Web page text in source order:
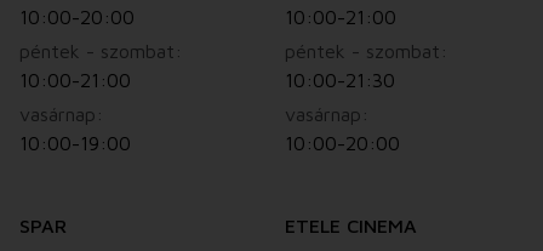
10:00-20:00
péntek - szombat:
10:00-21:00
vasárnap:
10:00-19:00
10:00-21:00
péntek - szombat:
10:00-21:30
vasárnap:
10:00-20:00
SPAR
ETELE CINEMA